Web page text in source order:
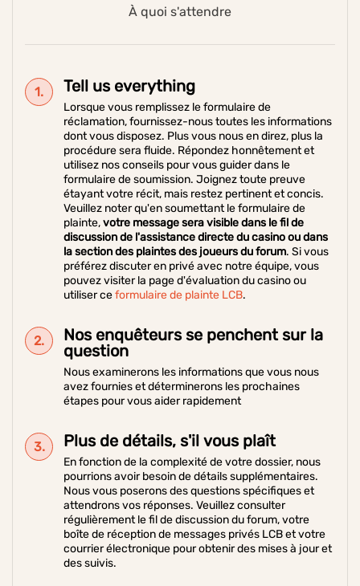
À quoi s'attendre
Tell us everything
Lorsque vous remplissez le formulaire de
réclamation, fournissez-nous toutes les informations
dont vous disposez. Plus vous nous en direz, plus la
procédure sera fluide. Répondez honnêtement et
utilisez nos conseils pour vous guider dans le
formulaire de soumission. Joignez toute preuve
étayant votre récit, mais restez pertinent et concis.
Veuillez noter qu'en soumettant le formulaire de
plainte,votre message sera visible dans le fil de
discussion de l'assistance directe du casino ou dans
la section des plaintes des joueurs du forum. Si vous
préférez discuter en privé avec notre équipe, vous
pouvez visiter la page d'évaluation du casino ou
utiliser ceformulaire de plainte LCB.
Nos enquêteurs se penchent sur la
question
Nous examinerons les informations que vous nous
avez fournies et déterminerons les prochaines
étapes pour vous aider rapidement
Plus de détails, s'il vous plaît
En fonction de la complexité de votre dossier, nous
pourrions avoir besoin de détails supplémentaires.
Nous vous poserons des questions spécifiques et
attendrons vos réponses. Veuillez consulter
régulièrement le fil de discussion du forum, votre
boîte de réception de messages privés LCB et votre
courrier électronique pour obtenir des mises à jour et
des suivis.